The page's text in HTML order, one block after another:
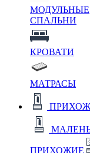
МОДУЛЬНЫЕ
СПАЛЬНИ
КРОВАТИ
МАТРАСЫ
ПРИХОЖИЕ